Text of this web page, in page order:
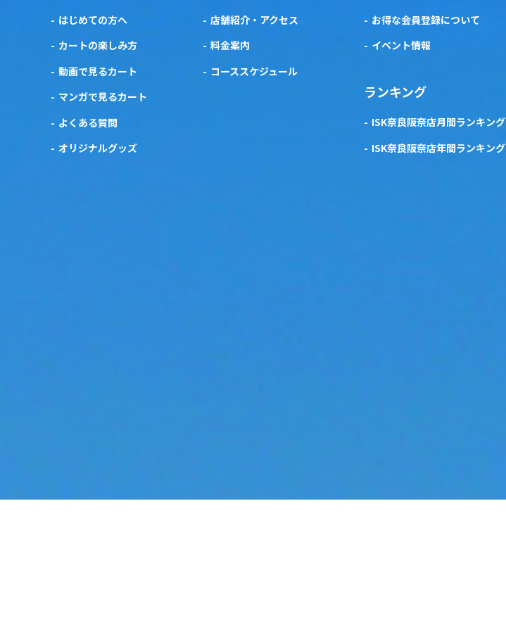
はじめての方へ
カートの楽しみ方
動画で見るカート
マンガで見るカート
よくある質問
オリジナルグッズ
店舗紹介・アクセス
料金案内
コーススケジュール
お得な会員登録について
イベント情報
ランキング
ISK奈良阪奈店月間ランキング
ISK奈良阪奈店年間ランキング